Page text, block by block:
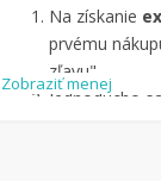
Na získanie
prvému
zľavu".
Jednoducho
Zobraziť menej